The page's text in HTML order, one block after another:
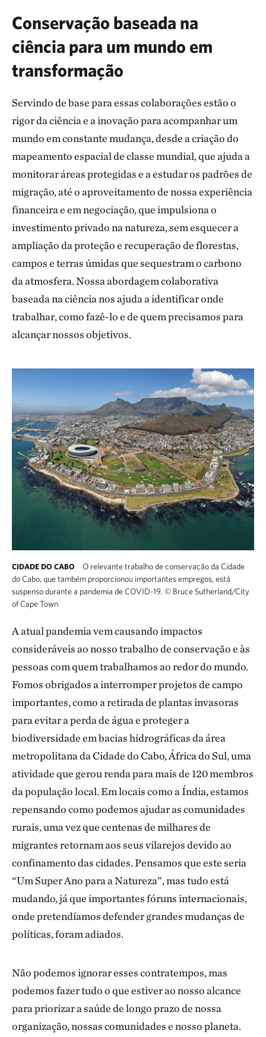
Conservação baseada na
ciência para um mundo em
transformação
Servindo de base para essas colaborações estão o
rigor da ciência e a inovação para acompanhar um
mundo em constante mudança, desde a criação do
mapeamento espacial de classe mundial, que ajuda a
monitorar áreas protegidas e a estudar os padrões de
migração, até o aproveitamento de nossa experiência
financeira e em negociação, que impulsiona o
investimento privado na natureza, sem esquecer a
ampliação da proteção e recuperação de florestas,
campos e terras úmidas que sequestram o carbono
da atmosfera. Nossa abordagem colaborativa
baseada na ciência nos ajuda a identificar onde
trabalhar, como fazê-lo e de quem precisamos para
alcançar nossos objetivos.
CIDADE DO CABO
O relevante trabalho de conservação da Cidade
do Cabo, que também proporcionou importantes empregos, está
suspenso durante a pandemia de COVID-19. © Bruce Sutherland/City
of Cape Town
A atual pandemia vem causando impactos
consideráveis ao nosso trabalho de conservação e às
pessoas com quem trabalhamos ao redor do mundo.
Fomos obrigados a interromper projetos de campo
importantes, como a retirada de plantas invasoras
para evitar a perda de água e proteger a
biodiversidade em bacias hidrográficas da área
metropolitana da Cidade do Cabo, África do Sul, uma
atividade que gerou renda para mais de 120 membros
da população local. Em locais como a Índia, estamos
repensando como podemos ajudar as comunidades
rurais, uma vez que centenas de milhares de
migrantes retornam aos seus vilarejos devido ao
confinamento das cidades. Pensamos que este seria
“Um Super Ano para a Natureza”, mas tudo está
mudando, já que importantes fóruns internacionais,
onde pretendíamos defender grandes mudanças de
políticas, foram adiados.
Não podemos ignorar esses contratempos, mas
podemos fazer tudo o que estiver ao nosso alcance
para priorizar a saúde de longo prazo de nossa
organização, nossas comunidades e nosso planeta.